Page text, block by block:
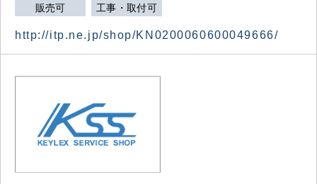
販売可 工事・取付可
http://itp.ne.jp/shop/KN0200060600049666/